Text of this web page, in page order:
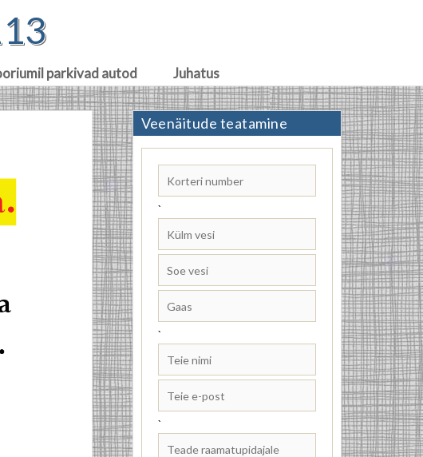
parkivad autod Juhatus
Veenäitude teatamine
`
`
`